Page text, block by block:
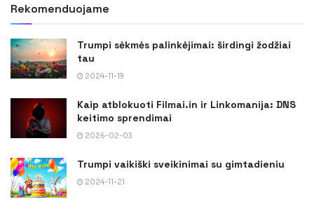
Rekomenduojame
Trumpi sėkmės palinkėjimai: širdingi žodžiai
tau
2024-11-19
Kaip atblokuoti Filmai.in ir Linkomanija: DNS
keitimo sprendimai
2026-02-03
Trumpi vaikiški sveikinimai su gimtadieniu
2024-11-21